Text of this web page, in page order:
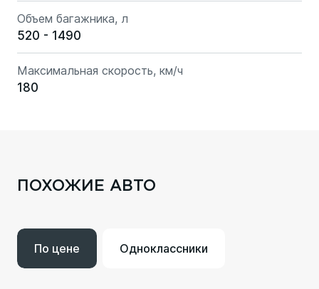
Объем багажника, л
520 - 1490
Максимальная скорость, км/ч
180
ПОХОЖИЕ АВТО
По цене Одноклассники